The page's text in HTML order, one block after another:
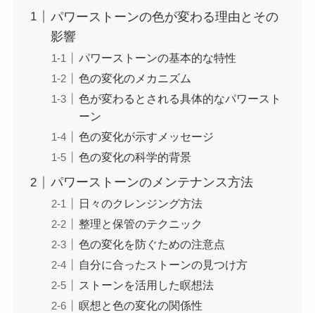
パワーストーンの色が変わる理由とその
影響
パワーストーンの基本的な特性
色の変化のメカニズム
色が変わるとされる具体的なパワースト
ーン
色の変化が示すメッセージ
色の変化の科学的背景
パワーストーンのメンテナンス方法
日々のクレンジング方法
整理と保管のテクニック
色の変化を防ぐための注意点
自分に合ったストーンの見つけ方
ストーンを活用した瞑想法
瞑想と色の変化の関係性